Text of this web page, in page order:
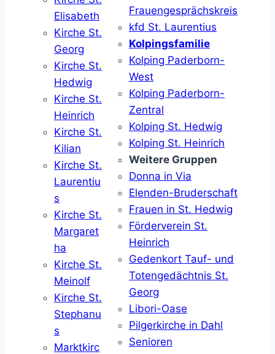
Elisabeth
Kirche St.
Georg
Kirche St.
Hedwig
Kirche St.
Heinrich
Kirche St.
Kilian
Kirche St.
Laurentiu
s
Kirche St.
Margaret
ha
Kirche St.
Meinolf
Kirche St.
Stephanu
s
Marktkirc
Frauengesprächskreis
kfd St. Laurentius
Kolpingsfamilie
Kolping Paderborn-
West
Kolping Paderborn-
Zentral
Kolping St. Hedwig
Kolping St. Heinrich
Weitere Gruppen
Donna in Via
Elenden-Bruderschaft
Frauen in St. Hedwig
Förderverein St.
Heinrich
Gedenkort Tauf- und
Totengedächtnis St.
Georg
Libori-Oase
Pilgerkirche in Dahl
Senioren